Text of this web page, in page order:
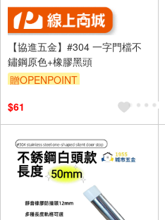
【協進五金】#304 一字門檔不
鏽鋼原色+橡膠黑頭
贈OPENPOINT
$61